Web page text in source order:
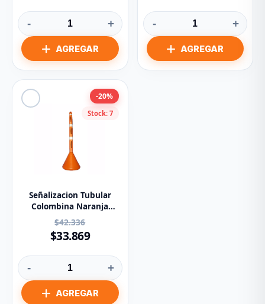
- + - +
Stock: 7
-20%
Señalizacion Tubular
Colombina Naranja
1.30cms. Aprox.
$42.336
$33.869
- +